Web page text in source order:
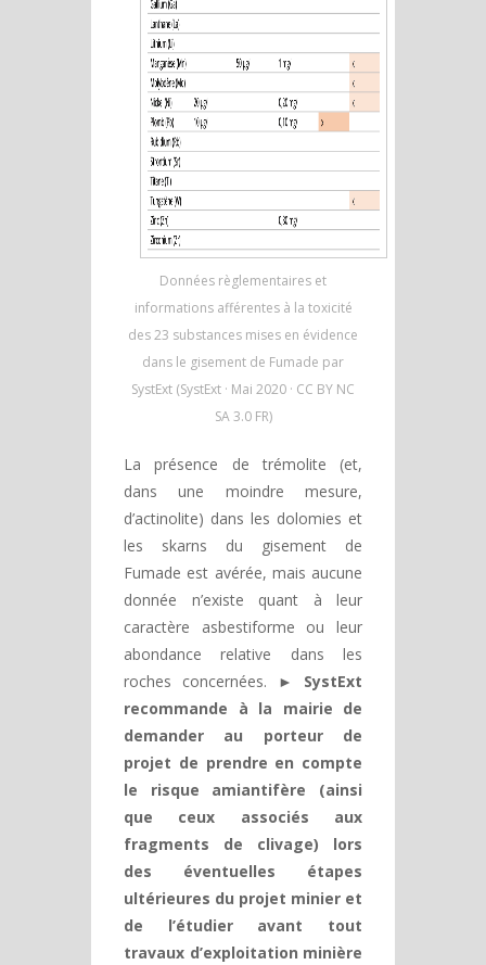
Données règlementaires et
informations afférentes à la toxicité
des 23 substances mises en évidence
dans le gisement de Fumade par
SystExt (SystExt · Mai 2020 · CC BY NC
SA 3.0 FR)
La présence de trémolite (et,
dans une moindre mesure,
d’actinolite) dans les dolomies et
les skarns du gisement de
Fumade est avérée, mais aucune
donnée n’existe quant à leur
caractère asbestiforme ou leur
abondance relative dans les
roches concernées.
► SystExt
recommande à la mairie de
demander au porteur de
projet de prendre en compte
le risque amiantifère (ainsi
que ceux associés aux
fragments de clivage) lors
des éventuelles étapes
ultérieures du projet minier et
de l’étudier avant tout
travaux d’exploitation minière